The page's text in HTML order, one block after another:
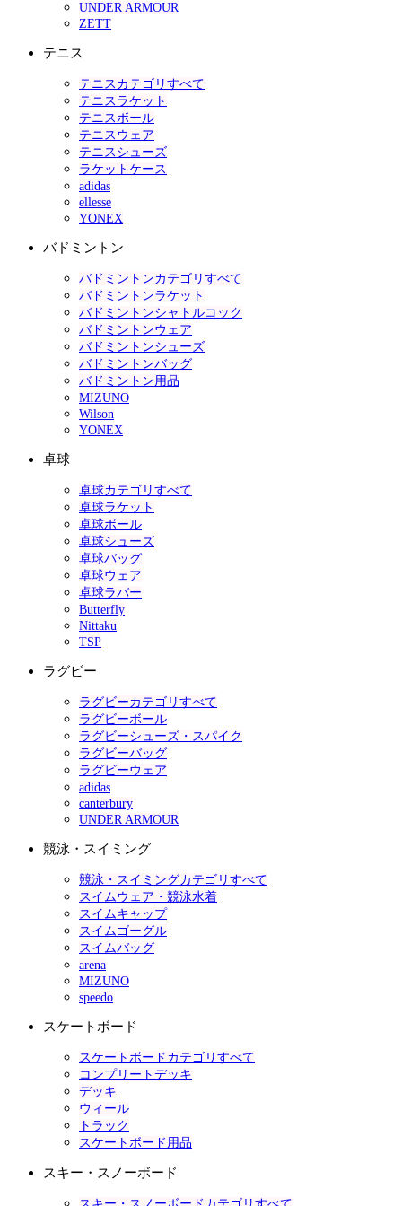
UNDER ARMOUR
ZETT
テニス
テニスカテゴリすべて
テニスラケット
テニスボール
テニスウェア
テニスシューズ
ラケットケース
adidas
ellesse
YONEX
バドミントン
バドミントンカテゴリすべて
バドミントンラケット
バドミントンシャトルコック
バドミントンウェア
バドミントンシューズ
バドミントンバッグ
バドミントン用品
MIZUNO
Wilson
YONEX
卓球
卓球カテゴリすべて
卓球ラケット
卓球ボール
卓球シューズ
卓球バッグ
卓球ウェア
卓球ラバー
Butterfly
Nittaku
TSP
ラグビー
ラグビーカテゴリすべて
ラグビーボール
ラグビーシューズ・スパイク
ラグビーバッグ
ラグビーウェア
adidas
canterbury
UNDER ARMOUR
競泳・スイミング
競泳・スイミングカテゴリすべて
スイムウェア・競泳水着
スイムキャップ
スイムゴーグル
スイムバッグ
arena
MIZUNO
speedo
スケートボード
スケートボードカテゴリすべて
コンプリートデッキ
デッキ
ウィール
トラック
スケートボード用品
スキー・スノーボード